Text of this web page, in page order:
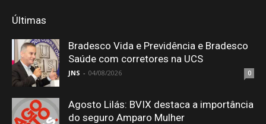
Últimas
Bradesco Vida e Previdência e Bradesco
Saúde com corretores na UCS
JNS - 04/08/2026 0
Agosto Lilás: BVIX destaca a importância
do seguro Amparo Mulher